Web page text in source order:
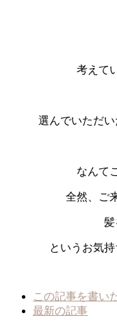
考えて
選んでいただ
なんて
全然、ご
髪
というお気
following
この記事を書い
最新の記事